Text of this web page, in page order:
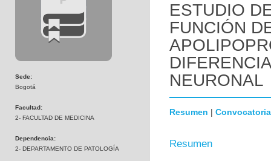
Sede:
Bogotá
Facultad:
2- FACULTAD DE MEDICINA
Dependencia:
2- DEPARTAMENTO DE PATOLOGÍA
ESTUDIO
FUNCIÓN
NEURONAL
Resumen | Convocatoria
Resumen